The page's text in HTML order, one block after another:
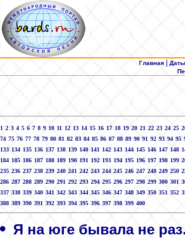
Главная| Даты
1 2 3 4 5 6 7 8 9 10 11 12 13 14 15 16 17 18 19 20 21 22 23 24 25
74 75 76 77 78 79 80 81 82 83 84 85 86 87 88 89 90 91 92 93 94 95
133 134 135 136 137 138 139 140 141 142 143 144 145 146 147 148
184 185 186 187 188 189 190 191 192 193 194 195 196 197 198 199
235 236 237 238 239 240 241 242 243 244 245 246 247 248 249 250
286 287 288 289 290 291 292 293 294 295 296 297 298 299 300 301
337 338 339 340 341 342 343 344 345 346 347 348 349 350 351 352
388 389 390 391 392 393 394 395 396 397 398 399 400
Я на юге бывала не